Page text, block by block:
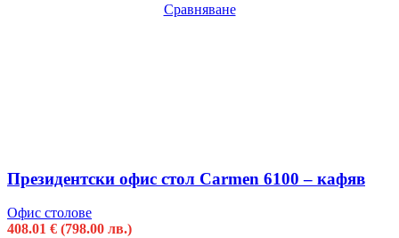
Сравняване
Президентски офис стол Carmen 6100 – кафяв
Офис столове
408.01 € (798.00 лв.)